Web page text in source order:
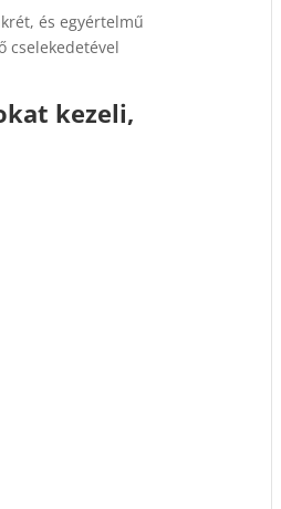
és egyértelmű
cselekedetével
kezeli,